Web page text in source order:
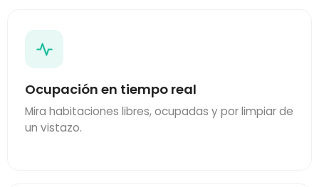
Ocupación en tiempo real
Mira habitaciones libres, ocupadas y por limpiar de
un vistazo.